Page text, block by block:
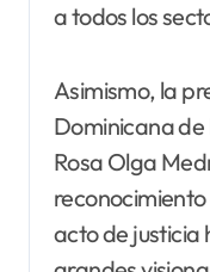
a todos los
Asimismo, la
Dominicana
Rosa Olga
acto de justicia